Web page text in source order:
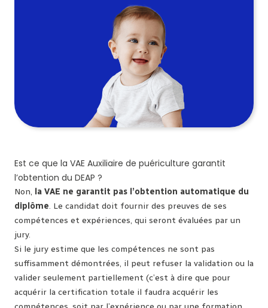
Est ce que la VAE Auxiliaire de puériculture garantit
l’obtention du DEAP ?
Non, la VAE ne garantit pas l’obtention automatique du
diplôme. Le candidat doit fournir des preuves de ses
compétences et expériences, qui seront évaluées par un
jury.
Si le jury estime que les compétences ne sont pas
suffisamment démontrées, il peut refuser la validation ou la
valider seulement partiellement (c’est à dire que pour
acquérir la certification totale il faudra acquérir les